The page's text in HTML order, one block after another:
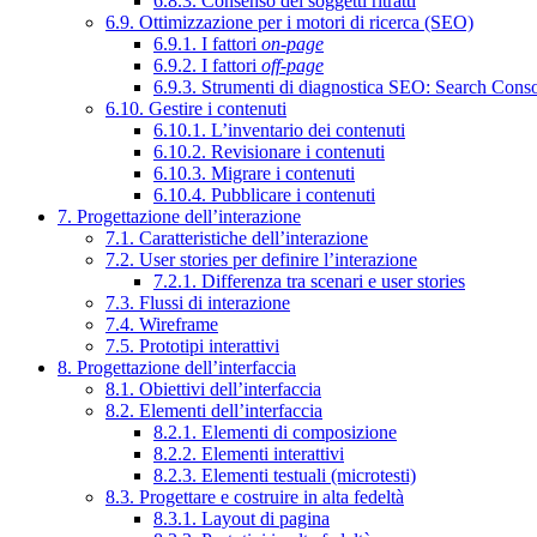
6.9. Ottimizzazione per i motori di ricerca (SEO)
6.9.1. I fattori on-page
6.9.2. I fattori off-page
6.9.3. Strumenti di diagnostica SEO: Search
6.10. Gestire i contenuti
6.10.1. L’inventario dei contenuti
6.10.2. Revisionare i contenuti
6.10.3. Migrare i contenuti
6.10.4. Pubblicare i contenuti
7. Progettazione dell’interazione
7.1. Caratteristiche dell’interazione
7.2. User stories per definire l’interazione
7.2.1. Differenza tra scenari e user stories
7.3. Flussi di interazione
7.4. Wireframe
7.5. Prototipi interattivi
8. Progettazione dell’interfaccia
8.1. Obiettivi dell’interfaccia
8.2. Elementi dell’interfaccia
8.2.1. Elementi di composizione
8.2.2. Elementi interattivi
8.2.3. Elementi testuali (microtesti)
8.3. Progettare e costruire in alta fedeltà
8.3.1. Layout di pagina